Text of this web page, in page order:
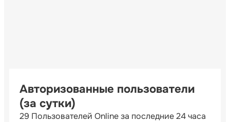
Авторизованные пользователи
(за сутки)
29 Пользователей Online за последние 24 часа